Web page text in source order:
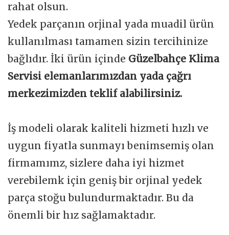
rahat olsun.
Yedek parçanın orjinal yada muadil ürün
kullanılması tamamen sizin tercihinize
bağlıdır. İki ürün içinde Güzelbahçe Klima
Servisi elemanlarımızdan yada çağrı
merkezimizden teklif alabilirsiniz.
İş modeli olarak kaliteli hizmeti hızlı ve
uygun fiyatla sunmayı benimsemiş olan
firmamımz, sizlere daha iyi hizmet
verebilemk için geniş bir orjinal yedek
parça stoğu bulundurmaktadır. Bu da
önemli bir hız sağlamaktadır.